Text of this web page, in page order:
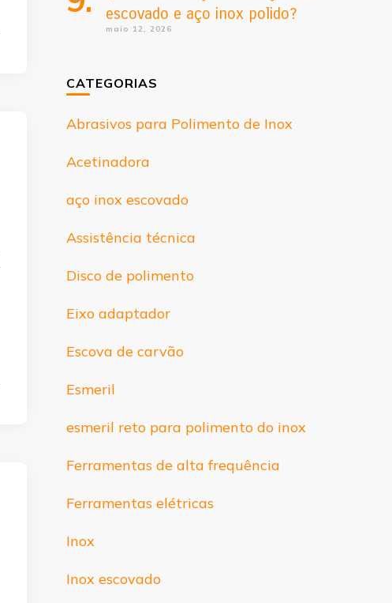
escovado e aço inox polido?
maio 12, 2026
CATEGORIAS
Abrasivos para Polimento de Inox
Acetinadora
aço inox escovado
Assistência técnica
Disco de polimento
Eixo adaptador
Escova de carvão
Esmeril
esmeril reto para polimento do inox
Ferramentas de alta frequência
Ferramentas elétricas
Inox
Inox escovado